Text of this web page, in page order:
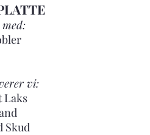
vi:
Laks
Skud